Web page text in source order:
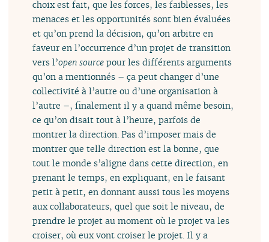
choix est fait, que les forces, les faiblesses, les
menaces et les opportunités sont bien évaluées
et qu’on prend la décision, qu’on arbitre en
faveur en l’occurrence d’un projet de transition
vers l’open source pour les différents arguments
qu’on a mentionnés – ça peut changer d’une
collectivité à l’autre ou d’une organisation à
l’autre –, finalement il y a quand même besoin,
ce qu’on disait tout à l’heure, parfois de
montrer la direction. Pas d’imposer mais de
montrer que telle direction est la bonne, que
tout le monde s’aligne dans cette direction, en
prenant le temps, en expliquant, en le faisant
petit à petit, en donnant aussi tous les moyens
aux collaborateurs, quel que soit le niveau, de
prendre le projet au moment où le projet va les
croiser, où eux vont croiser le projet. Il y a